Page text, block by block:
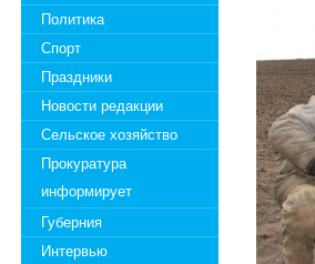
Политика
Спорт
Праздники
Новости редакции
Сельское хозяйство
Прокуратура
информирует
Губерния
Интервью